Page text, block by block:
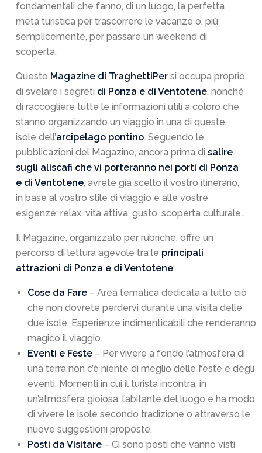
fondamentali che fanno, di un luogo, la perfetta
meta turistica per trascorrere le vacanze o, più
semplicemente, per passare un weekend di
scoperta.
Questo Magazine di TraghettiPer si occupa proprio
di svelare i segreti di Ponza e di Ventotene, nonché
di raccogliere tutte le informazioni utili a coloro che
stanno organizzando un viaggio in una di queste
isole dell’arcipelago pontino. Seguendo le
pubblicazioni del Magazine, ancora prima di salire
sugli aliscafi che vi porteranno nei porti di Ponza
e di Ventotene, avrete già scelto il vostro itinerario,
in base al vostro stile di viaggio e alle vostre
esigenze: relax, vita attiva, gusto, scoperta culturale…
Il Magazine, organizzato per rubriche, offre un
percorso di lettura agevole tra le principali
attrazioni di Ponza e di Ventotene:
Cose da Fare – Area tematica dedicata a tutto ciò
che non dovrete perdervi durante una visita delle
due isole. Esperienze indimenticabili che renderanno
magico il viaggio.
Eventi e Feste – Per vivere a fondo l’atmosfera di
una terra non c’è niente di meglio delle feste e degli
eventi. Momenti in cui il turista incontra, in
un’atmosfera gioiosa, l’abitante del luogo e ha modo
di vivere le isole secondo tradizione o attraverso le
nuove suggestioni proposte.
Posti da Visitare – Ci sono posti che vanno visti